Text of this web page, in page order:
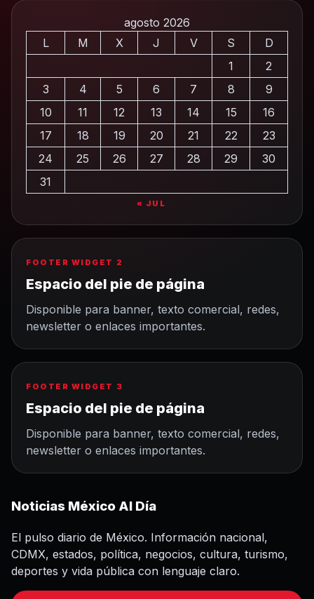
agosto 2026
L
M X J V S
D
1
2
3
4 5 6 7 8
9
10
11 12 13 14 15
16
17
18 19 20 21 22
23
24
25 26 27 28 29
30
31
« JUL
FOOTER WIDGET 2
Espacio del pie de página
Disponible para banner, texto comercial, redes,
newsletter o enlaces importantes.
FOOTER WIDGET 3
Espacio del pie de página
Disponible para banner, texto comercial, redes,
newsletter o enlaces importantes.
Noticias México Al Día
El pulso diario de México. Información nacional,
CDMX, estados, política, negocios, cultura, turismo,
deportes y vida pública con lenguaje claro.